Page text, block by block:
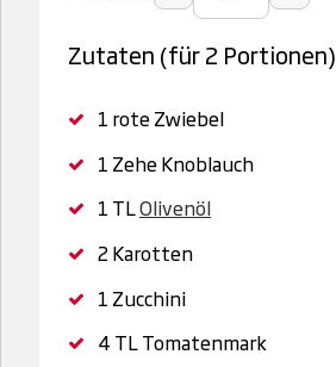
Zutaten (für 2 Portionen)
1 rote Zwiebel
1 ZeheKnoblauch
1 TLOlivenöl
2 Karotten
1 Zucchini
4 TLTomatenmark